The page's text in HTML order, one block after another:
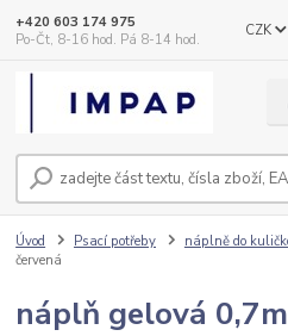
CZK
+420 603 174 975
Po-Čt, 8-16 hod. Pá 8-14 hod.
Úvod Psací potřeby náplně do
červená
náplň gelová